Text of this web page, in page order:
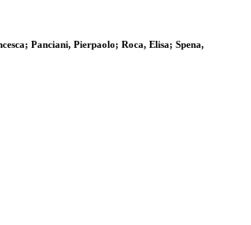
Panciani, Pierpaolo; Roca, Elisa; Spena,